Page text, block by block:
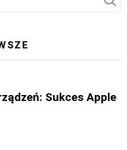
Sukces Apple